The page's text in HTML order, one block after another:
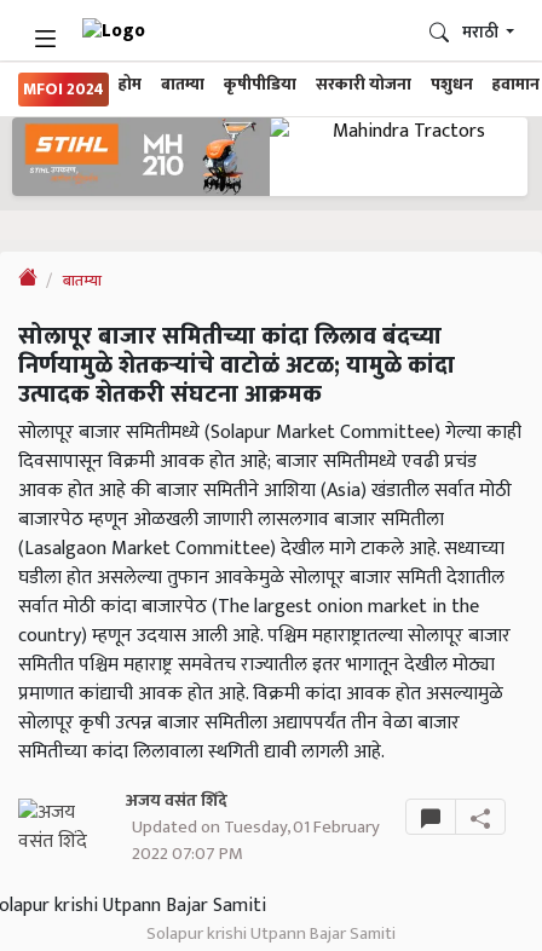
MFOI 2024 होम बातम्या कृषीपीडिया सरकारी योजना पशुधन हवामान
मराठी
बातम्या
सोलापूर बाजार समितीच्या कांदा लिलाव बंदच्या
निर्णयामुळे शेतकऱ्यांचे वाटोळं अटळ; यामुळे कांदा
उत्पादक शेतकरी संघटना आक्रमक
सोलापूर बाजार समितीमध्ये (Solapur Market Committee) गेल्या काही
दिवसापासून विक्रमी आवक होत आहे; बाजार समितीमध्ये एवढी प्रचंड
आवक होत आहे की बाजार समितीने आशिया (Asia) खंडातील सर्वात मोठी
बाजारपेठ म्हणून ओळखली जाणारी लासलगाव बाजार समितीला
(Lasalgaon Market Committee) देखील मागे टाकले आहे. सध्याच्या
घडीला होत असलेल्या तुफान आवकेमुळे सोलापूर बाजार समिती देशातील
सर्वात मोठी कांदा बाजारपेठ (The largest onion market in the
country) म्हणून उदयास आली आहे. पश्चिम महाराष्ट्रातल्या सोलापूर बाजार
समितीत पश्चिम महाराष्ट्र समवेतच राज्यातील इतर भागातून देखील मोठ्या
प्रमाणात कांद्याची आवक होत आहे. विक्रमी कांदा आवक होत असल्यामुळे
सोलापूर कृषी उत्पन्न बाजार समितीला अद्यापपर्यंत तीन वेळा बाजार
समितीच्या कांदा लिलावाला स्थगिती द्यावी लागली आहे.
अजय वसंत शिंदे
Updated on Tuesday, 01 February
2022 07:07 PM
Solapur krishi Utpann Bajar Samiti